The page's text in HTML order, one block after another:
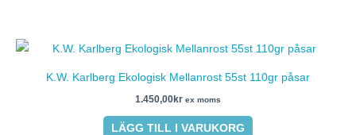
K.W. Karlberg Ekologisk Mellanrost 55st 110gr påsar
1.450,00kr ex moms
LÄGG TILL I VARUKORG